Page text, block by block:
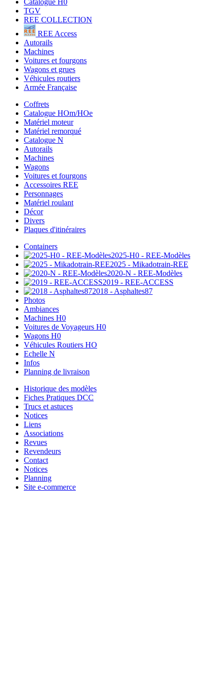
Catalogue H0
TGV
REE COLLECTION
REE Access
Autorails
Machines
Voitures et fourgons
Wagons et grues
Véhicules routiers
Armée Française
Coffrets
Catalogue HOm/HOe
Matériel moteur
Matériel remorqué
Catalogue N
Autorails
Machines
Wagons
Voitures et fourgons
Accessoires REE
Personnages
Matériel roulant
Décor
Divers
Plaques d'itinéraires
Containers
2025-H0 - REE-Modèles
2025 - Mikadotrain-REE
2020-N - REE-Modèles
2019 - REE-ACCESS
2018 - Asphaltes87
Photos
Ambiances
Machines H0
Voitures de Voyageurs H0
Wagons H0
Véhicules Routiers HO
Echelle N
Infos
Planning de livraison
Historique des modèles
Fiches Pratiques DCC
Trucs et astuces
Notices
Liens
Associations
Revues
Revendeurs
Contact
Notices
Planning
Site e-commerce